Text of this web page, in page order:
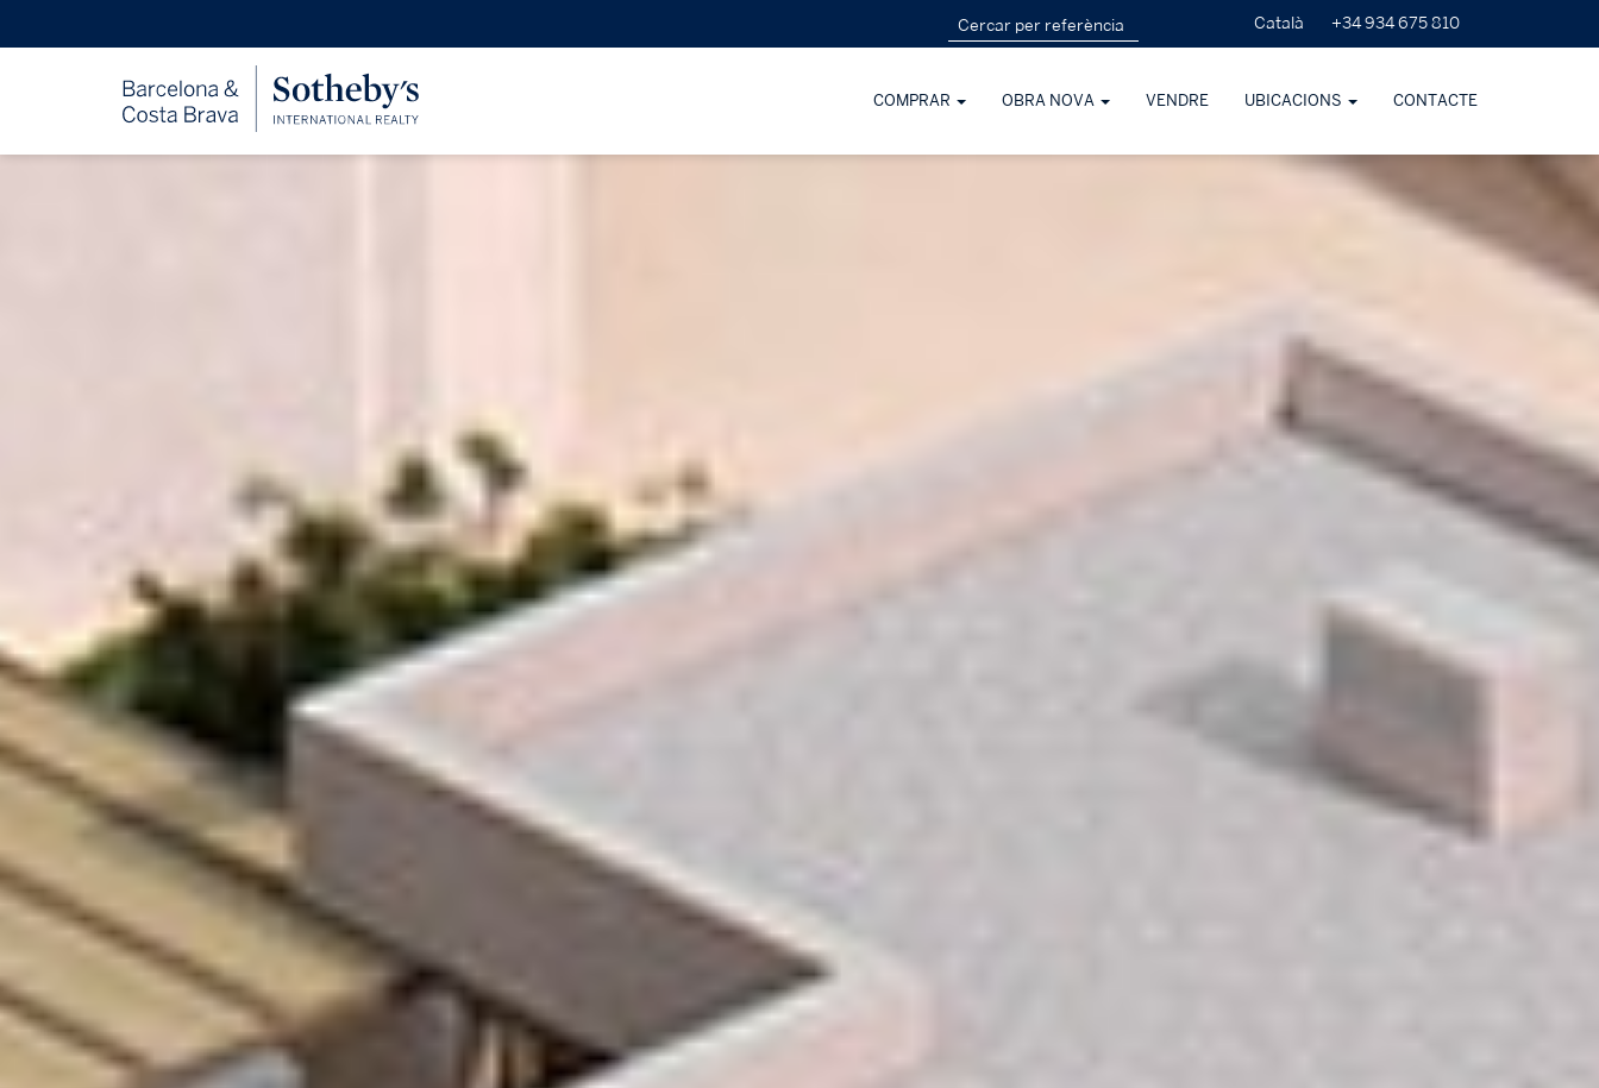
Català +34 934 675 810
COMPRAR OBRA NOVA VENDRE UBICACIONS CONTACTE